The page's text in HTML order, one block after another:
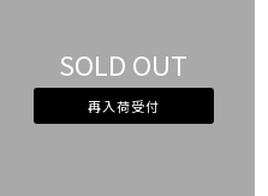
SOLD OUT
再入荷受付